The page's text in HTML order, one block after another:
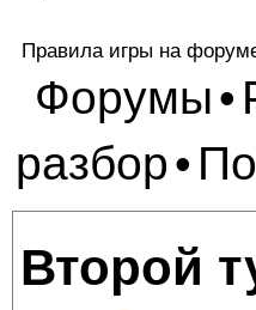
Правила игры на
Форумы•
разбор•
Второй